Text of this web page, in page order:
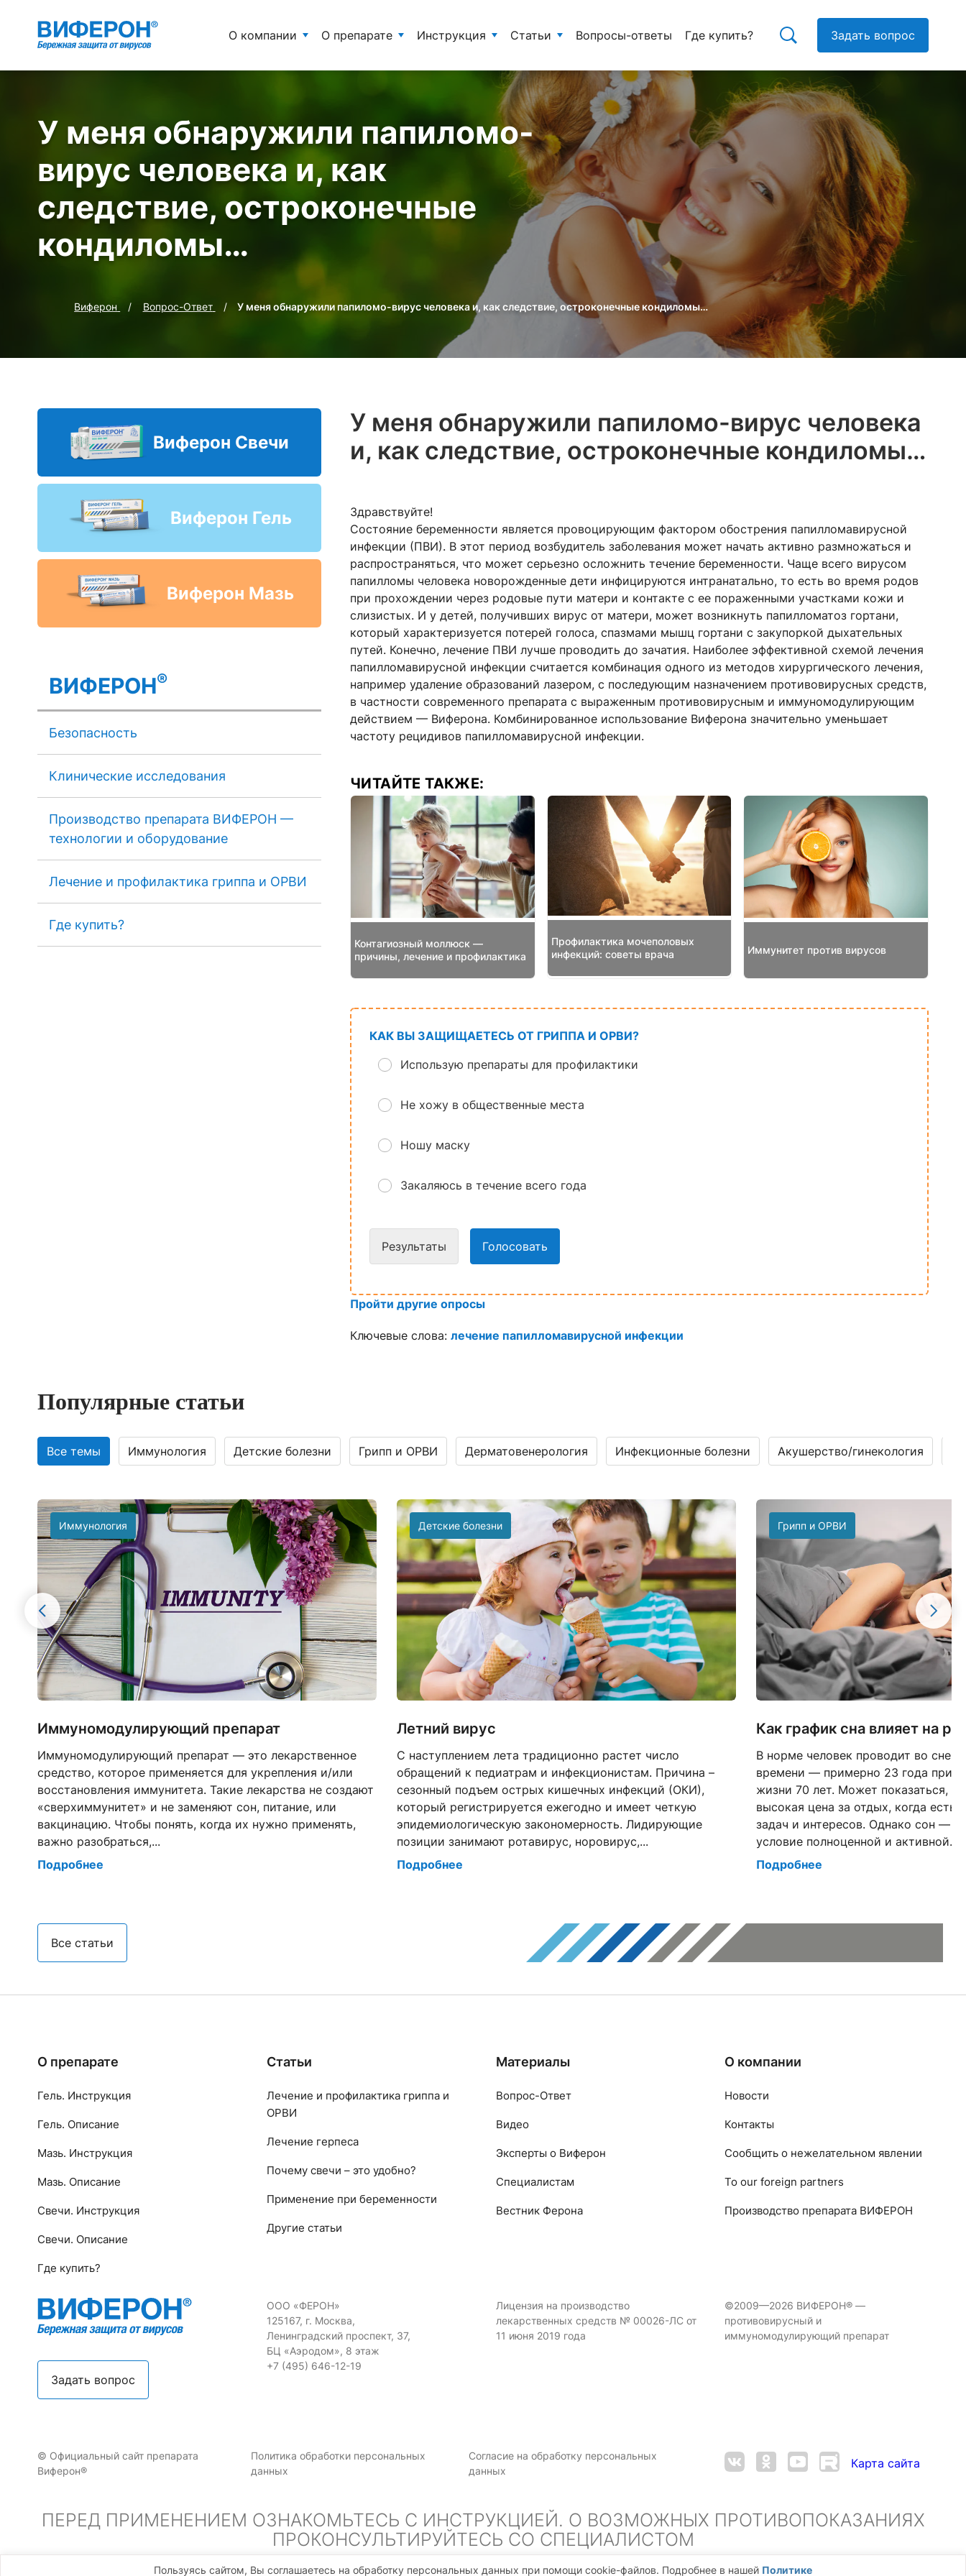
Пользуясь сайтом, Вы соглашаетесь на обработку персональных данных при помощи cookie-файлов. Подробнее в нашей Политике
О компании О препарате Инструкция Статьи Вопросы-ответы Где купить? Задать вопрос
У меня обнаружили папиломо-
вирус человека и, как
следствие, остроконечные
кондиломы…
Виферон Вопрос-Ответ У меня обнаружили папиломо-вирус человека и, как следствие, остроконечные кондиломы…
Виферон Свечи
Виферон Гель
Виферон Мазь
ВИФЕРОН®
Безопасность
Клинические исследования
Производство препарата ВИФЕРОН —
технологии и оборудование
Лечение и профилактика гриппа и ОРВИ
Где купить?
У меня обнаружили папиломо-вирус человека
и, как следствие, остроконечные кондиломы…
Здравствуйте!
Состояние беременности является провоцирующим фактором обострения папилломавирусной
инфекции (ПВИ). В этот период возбудитель заболевания может начать активно размножаться и
распространяться, что может серьезно осложнить течение беременности. Чаще всего вирусом
папилломы человека новорожденные дети инфицируются интранатально, то есть во время родов
при прохождении через родовые пути матери и контакте с ее пораженными участками кожи и
слизистых. И у детей, получивших вирус от матери, может возникнуть папилломатоз гортани,
который характеризуется потерей голоса, спазмами мышц гортани с закупоркой дыхательных
путей. Конечно, лечение ПВИ лучше проводить до зачатия. Наиболее эффективной схемой лечения
папилломавирусной инфекции считается комбинация одного из методов хирургического лечения,
например удаление образований лазером, с последующим назначением противовирусных средств,
в частности современного препарата с выраженным противовирусным и иммуномодулирующим
действием — Виферона. Комбинированное использование Виферона значительно уменьшает
частоту рецидивов папилломавирусной инфекции.
ЧИТАЙТЕ ТАКЖЕ:
Контагиозный моллюск —
причины, лечение и профилактика
Профилактика мочеполовых
инфекций: советы врача
Иммунитет против вирусов
КАК ВЫ ЗАЩИЩАЕТЕСЬ ОТ ГРИППА И ОРВИ?
Использую препараты для профилактики
Не хожу в общественные места
Ношу маску
Закаляюсь в течение всего года
Результаты Голосовать
Пройти другие опросы
Ключевые слова: лечение папилломавирусной инфекции
Популярные статьи
Все темы Иммунология Детские болезни Грипп и ОРВИ Дерматовенерология Инфекционные болезни Акушерство/гинекология
Иммунология
Иммуномодулирующий препарат
Иммуномодулирующий препарат — это лекарственное
средство, которое применяется для укрепления и/или
восстановления иммунитета. Такие лекарства не создают
«сверхиммунитет» и не заменяют сон, питание, или
вакцинацию. Чтобы понять, когда их нужно применять,
важно разобраться,...
Подробнее
Детские болезни
Летний вирус
С наступлением лета традиционно растет число
обращений к педиатрам и инфекционистам. Причина –
сезонный подъем острых кишечных инфекций (ОКИ),
который регистрируется ежегодно и имеет четкую
эпидемиологическую закономерность. Лидирующие
позиции занимают ротавирус, норовирус,...
Подробнее
Грипп и ОРВИ
Как график сна влияет на
В норме человек проводит во сне
времени — примерно 23 года при
жизни 70 лет. Может показаться,
высокая цена за отдых, когда есть
задач и интересов. Однако сон —
условие полноценной и активной...
Подробнее
Все статьи
О препарате
Гель. Инструкция
Гель. Описание
Мазь. Инструкция
Мазь. Описание
Свечи. Инструкция
Свечи. Описание
Где купить?
Статьи
Лечение и профилактика гриппа и
ОРВИ
Лечение герпеса
Почему свечи – это удобно?
Применение при беременности
Другие статьи
Материалы
Вопрос-Ответ
Видео
Эксперты о Виферон
Специалистам
Вестник Ферона
О компании
Новости
Контакты
Сообщить о нежелательном явлении
To our foreign partners
Производство препарата ВИФЕРОН
Задать вопрос
ООО «ФЕРОН»
125167, г. Москва,
Ленинградский проспект, 37,
БЦ «Аэродом», 8 этаж
+7 (495) 646-12-19
Лицензия на производство
лекарственных средств № 00026-ЛС от
11 июня 2019 года
©2009—2026 ВИФЕРОН® —
противовирусный и
иммуномодулирующий препарат
© Официальный сайт препарата
Виферон®
Политика обработки персональных
данных
Согласие на обработку персональных
данных
Карта сайта
ПЕРЕД ПРИМЕНЕНИЕМ ОЗНАКОМЬТЕСЬ С ИНСТРУКЦИЕЙ. О ВОЗМОЖНЫХ ПРОТИВОПОКАЗАНИЯХ
ПРОКОНСУЛЬТИРУЙТЕСЬ СО СПЕЦИАЛИСТОМ